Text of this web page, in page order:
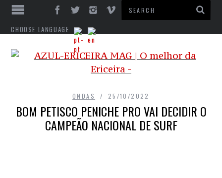
CHOOSE LANGUAGE
ONDAS 25/10/2022
BOM PETISCO PENICHE PRO VAI DECIDIR O
CAMPEÃO NACIONAL DE SURF